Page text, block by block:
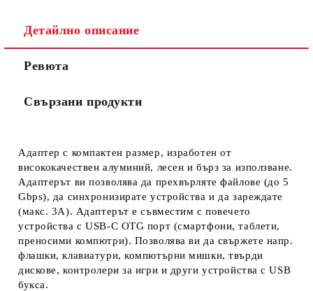
Съгласен съм с
Ние ще се свържем с вас в рамките на работния ден.
Детайлно описание
Ревюта
Свързани продукти
Адаптер с компактен размер, изработен от
висококачествен алуминий, лесен и бърз за използване.
Адаптерът ви позволява да прехвърляте файлове (до 5
Gbps), да синхронизирате устройства и да зареждате
(макс. 3A). Адаптерът е съвместим с повечето
устройства с USB-C OTG порт (смартфони, таблети,
преносими компютри). Позволява ви да свържете напр.
флашки, клавиатури, компютърни мишки, твърди
дискове, контролери за игри и други устройства с USB
букса.